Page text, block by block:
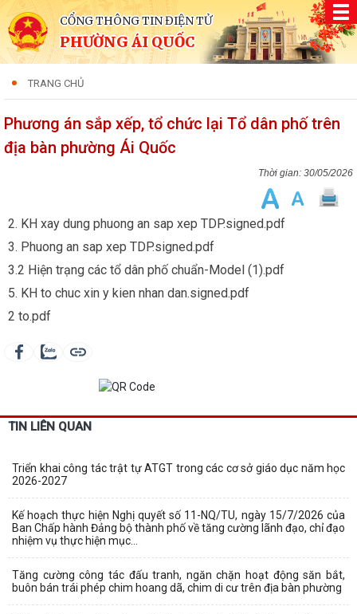
CỔNG THÔNG TIN ĐIỆN TỬ
PHƯỜNG ÁI QUỐC
TRANG CHỦ
Phương án sắp xếp, tổ chức lại Tổ dân phố trên
địa bàn phường Ái Quốc
30/05/2026
2. KH xay dung phuong an sap xep TDP.signed.pdf
3. Phuong an sap xep TDP.signed.pdf
3.2 Hiện trạng các tổ dân phố chuẩn-Model (1).pdf
5. KH to chuc xin y kien nhan dan.signed.pdf
2 to.pdf
TIN LIÊN QUAN
Triển khai công tác trật tự ATGT trong các cơ sở giáo dục năm học
2026-2027
Kế hoạch thực hiện Nghị quyết số 11-NQ/TU, ngày 15/7/2026 của
Ban Chấp hành Đảng bộ thành phố về tăng cường lãnh đạo, chỉ đạo
nhiệm vụ thực hiện mục...
Tăng cường công tác đấu tranh, ngăn chặn hoạt động săn bắt,
buôn bán trái phép chim hoang dã, chim di cư trên địa bàn phường